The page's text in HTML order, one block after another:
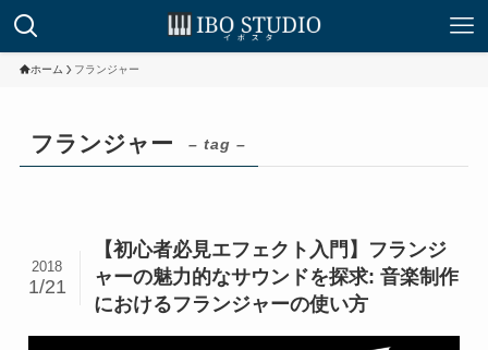
ホーム フランジャー
フランジャー – tag –
【初心者必見エフェクト入門】フランジ
ャーの魅力的なサウンドを探求: 音楽制作
におけるフランジャーの使い方
2018
1/21